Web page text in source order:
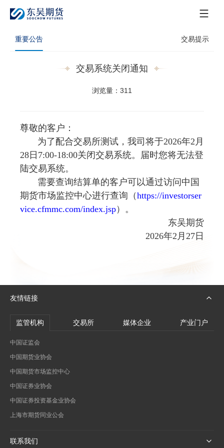
重要公告 交易提示
交易系统关闭通知
浏览量：311
尊敬的客户：
为了配合交易所测试，我司将于2026年2 月
28 日 7:00-18:00关闭交易系统。届时您将无法登
陆交易系统。
需要查询结算单的客户可以通过访问中国
期货市场监控中心进行查询（https://investorser
vice.cfmmc.com/index.jsp）。
东吴期货
2026年2 月 27 日
友情链接
监管机构 交易所 媒体企业 产业门户
中国证监会
中国期货业协会
中国期货市场监控中心
中国证券业协会
中国证券投资基金业协会
上海市期货同业公会
联系我们